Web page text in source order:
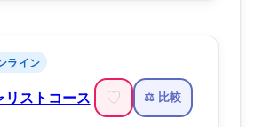
ライン
リストコース ♡ ⚖️ 比較